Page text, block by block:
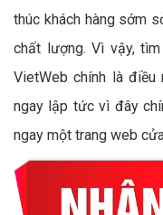
thúc khách hàng sớm
chất lượng. Vì vậy,
VietWeb chính là điều
ngay lập tức vì đây
ngay một trang web